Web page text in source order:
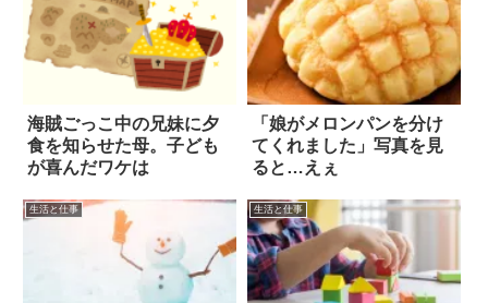
海賊ごっこ中の兄妹に夕
食を知らせた母。子ども
が喜んだワケは
「娘がメロンパンを分け
てくれました」写真を見
ると…えぇ
生活と仕事 生活と仕事